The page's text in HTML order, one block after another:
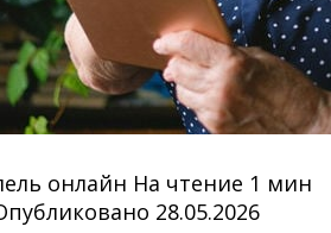
онлайн На чтение 1 мин
28.05.2026